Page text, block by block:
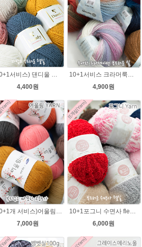
(10+1서비스) 댄디울 뜨개실 프리미어울 뜨개질실 목도리뜨개질실
4,400원
10+1서비스 크라머룩스 털실/부드러운 나염뜨개실 목도리뜨개질 수입 그라데이션털실
4,900원
7,000원
6,000원